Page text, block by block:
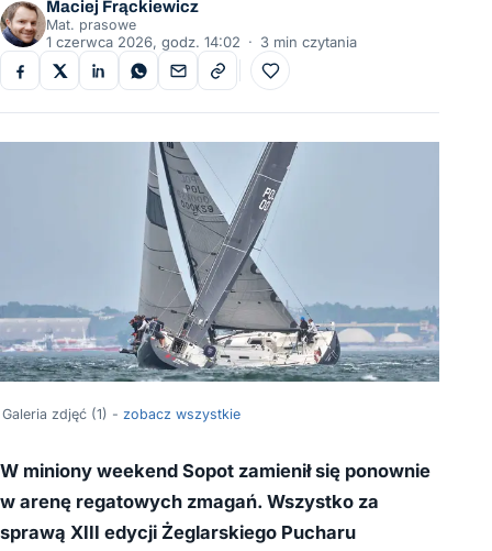
Maciej Frąckiewicz
Mat. prasowe
1 czerwca 2026, godz. 14:02 · 3 min czytania
Do ulubionych
Galeria zdjęć (1) - zobacz wszystkie
W miniony weekend Sopot zamienił się ponownie
w arenę regatowych zmagań. Wszystko za
sprawą XIII edycji Żeglarskiego Pucharu